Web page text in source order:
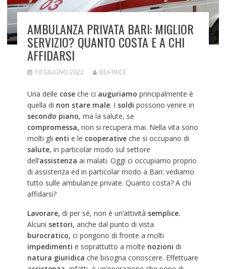
AMBULANZA PRIVATA BARI: MIGLIOR
SERVIZIO? QUANTO COSTA E A CHI
AFFIDARSI
10 GIUGNO 2022 BEATRICE
Una delle coseche ci auguriamo principalmente è
quella di non stare male. I soldi possono venire in
secondo piano, ma la salute, se
compromessa, non si recupera mai. Nella vita sono
molti gli enti e le cooperativeche si occupano di
salute, in particolar modo sul settore
dell’assistenza ai malati. Oggi ci occupiamo proprio
di assistenza ed in particolar modo a Bari: vediamo
tutto sulle ambulanze private. Quanto costa? A chi
affidarsi?
Lavorare, di per sé, non è un’attività semplice.
Alcuni settori, anche dal punto di vista
burocratico, ci pongono di fronte a molti
impedimenti e soprattutto a molte nozioni di
natura giuridica che bisogna conoscere. Effettuare